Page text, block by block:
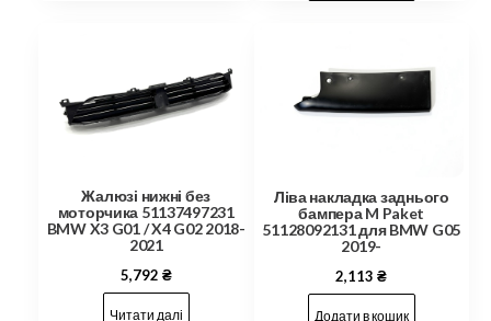
Жалюзі нижні без
моторчика 51137497231
BMW X3 G01 / X4 G02 2018-
2021
5,792 ₴
Читати далі
Ліва накладка заднього
бампера M Paket
51128092131 для BMW G05
2019-
2,113₴
Додати в кошик